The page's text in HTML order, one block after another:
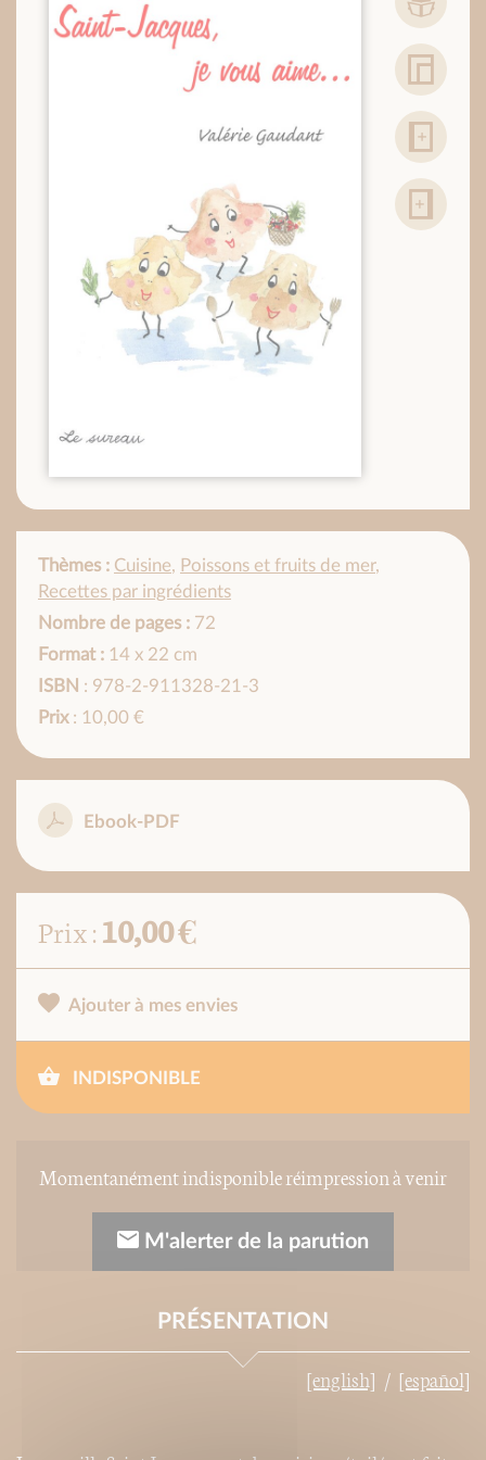
Thèmes : Cuisine, Poissons et fruits de mer,
Recettes par ingrédients
Nombre de pages : 72
Format : 14 x 22 cm
ISBN : 978-2-911328-21-3
Prix: 10,00 €
Ebook-PDF
Prix :10,00 €
Ajouter à mes envies
INDISPONIBLE
Momentanément indisponible réimpression à venir
M'alerter de la parution
PRÉSENTATION
[english] [español]